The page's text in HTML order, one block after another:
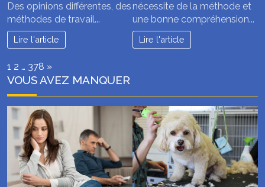
Des opinions différentes, des
méthodes de travail...
Lire l'article
nécessite de la méthode et
une bonne compréhension...
Lire l'article
Page:
1 2 … 378 Next
»
VOUS AVEZ MANQUER